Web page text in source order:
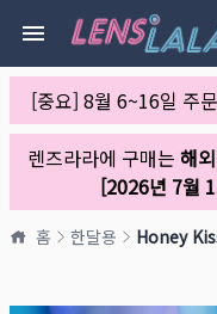
[중요] 8월 6~16일 주
렌즈라라에 구매는 해
[2026년 7월
홈 한달용